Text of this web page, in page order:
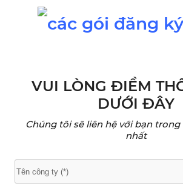
VUI LÒNG ĐIỀM
DƯỚI ĐÂY
Chúng tôi sẽ liên hệ với bạn
nhất